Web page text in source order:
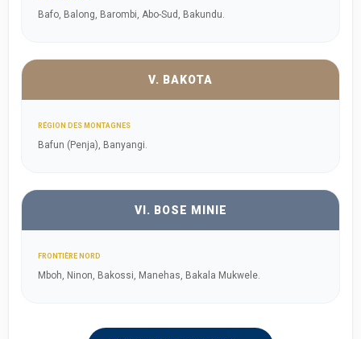
Bafo, Balong, Barombi, Abo-Sud, Bakundu.
V. BAKOTA
RÉGION DES MONTAGNES
Bafun (Penja), Banyangi.
VI. BOSE MINIE
FRONTIÈRE NORD
Mboh, Ninon, Bakossi, Manehas, Bakala Mukwele.